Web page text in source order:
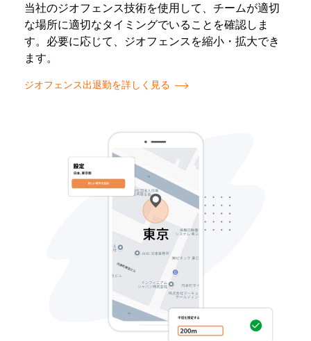
当社のジオフェンス技術を使用して、チームが適切
な場所に適切なタイミングでいることを確認しま
す。必要に応じて、ジオフェンスを縮小・拡大でき
ます。
ジオフェンス出退勤を詳しく見る